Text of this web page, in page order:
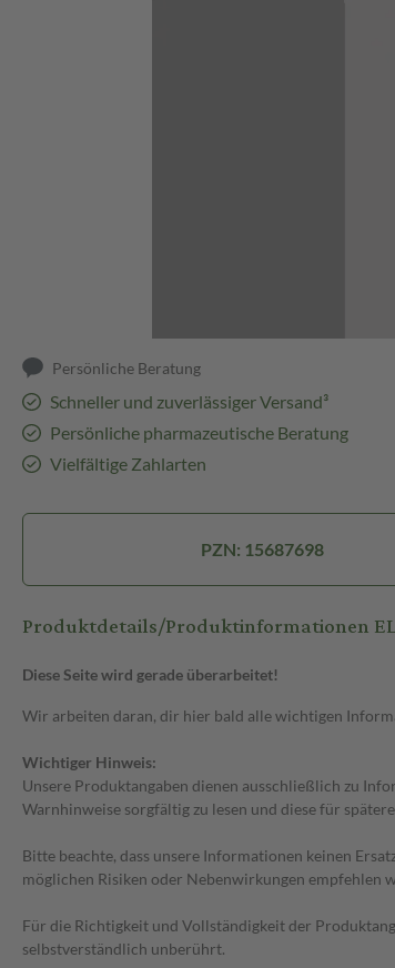
Persönliche Beratung
Schneller und zuverlässiger Versand³
Persönliche pharmazeutische Beratung
Vielfältige Zahlarten
PZN: 15687698
Produktdetails/Produktinformationen
Diese Seite wird gerade überarbeitet!
Wir arbeiten daran, dir hier bald alle wichtigen
Wichtiger Hinweis:
Unsere Produktangaben dienen ausschließlich zu
Warnhinweise sorgfältig zu lesen und diese für
Bitte beachte, dass unsere Informationen keinen
möglichen Risiken oder Nebenwirkungen empfehlen
Für die Richtigkeit und Vollständigkeit der
selbstverständlich unberührt.